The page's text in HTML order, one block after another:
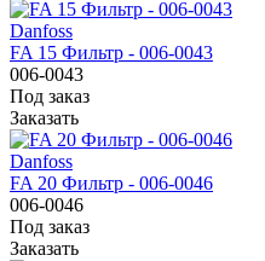
Danfoss
FA 15 Фильтр - 006-0043
006-0043
Под заказ
Заказать
Danfoss
FA 20 Фильтр - 006-0046
006-0046
Под заказ
Заказать